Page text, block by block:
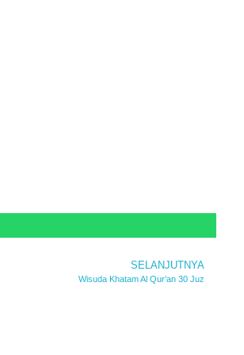
SELANJUTNYA
Wisuda Khatam Al Qur’an 30 Juz